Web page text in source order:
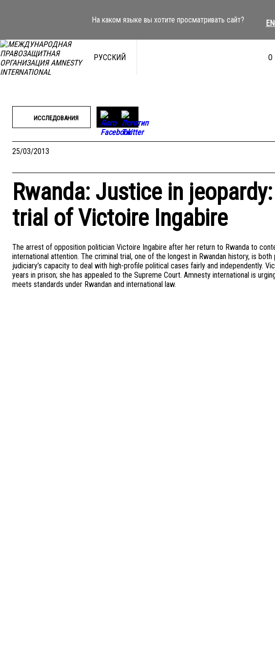
На каком языке вы хотите просматривать сайт?
РУССКИЙ О
ИССЛЕДОВАНИЯ
25/03/2013
Rwanda: Justice in
trial of Victoire Ingabire
The arrest of opposition politician Victoire Ingabire after her return to Rwanda to
international attention. The criminal trial, one of the longest in Rwandan history, is
judiciary’s capacity to deal with high-profile political cases fairly and independently.
years in prison; she has appealed to the Supreme Court. Amnesty international is
meets standards under Rwandan and international law.